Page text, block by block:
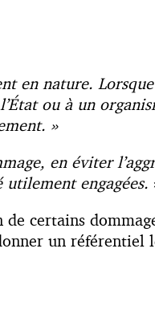
en nature.
ou à un
»
en éviter
utilement engagées.
certains
un